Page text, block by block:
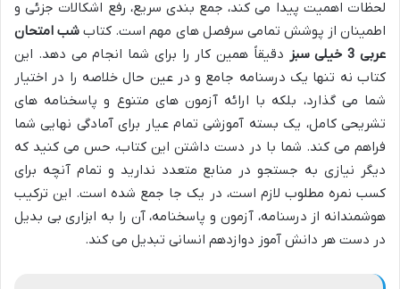
لحظات اهمیت پیدا می کند، جمع بندی سریع، رفع اشکالات جزئی و
اطمینان از پوشش تمامی سرفصل های مهم است. کتاب شب امتحان
عربی 3 خیلی سبز
دقیقاً همین کار را برای شما انجام می دهد. این
کتاب نه تنها یک درسنامه جامع و در عین حال خلاصه را در اختیار
شما می گذارد، بلکه با ارائه آزمون های متنوع و پاسخنامه های
تشریحی کامل، یک بسته آموزشی تمام عیار برای آمادگی نهایی شما
فراهم می کند. شما با در دست داشتن این کتاب، حس می کنید که
دیگر نیازی به جستجو در منابع متعدد ندارید و تمام آنچه برای
کسب نمره مطلوب لازم است، در یک جا جمع شده است. این ترکیب
هوشمندانه از درسنامه، آزمون و پاسخنامه، آن را به ابزاری بی بدیل
در دست هر دانش آموز دوازدهم انسانی تبدیل می کند.